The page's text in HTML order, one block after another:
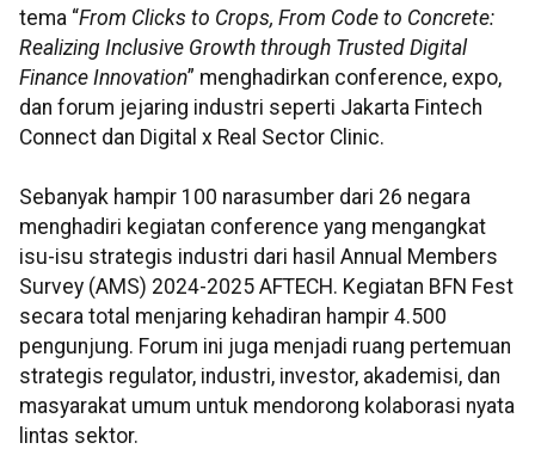
tema “From Clicks to Crops, From Code to Concrete:
Realizing Inclusive Growth through Trusted Digital
Finance Innovation” menghadirkan conference, expo,
dan forum jejaring industri seperti Jakarta Fintech
Connect dan Digital x Real Sector Clinic.
Sebanyak hampir 100 narasumber dari 26 negara
menghadiri kegiatan conference yang mengangkat
isu-isu strategis industri dari hasil Annual Members
Survey (AMS) 2024-2025 AFTECH. Kegiatan BFN Fest
secara total menjaring kehadiran hampir 4.500
pengunjung. Forum ini juga menjadi ruang pertemuan
strategis regulator, industri, investor, akademisi, dan
masyarakat umum untuk mendorong kolaborasi nyata
lintas sektor.